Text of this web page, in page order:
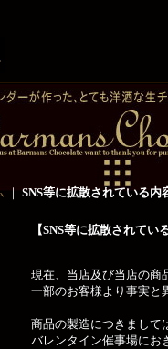
｜ SNS等に拡散されている内
SNS等に拡散されてい
当店及び当店の商品
お客様より事実と異な
製造につきましては細
タイン催事場におきま